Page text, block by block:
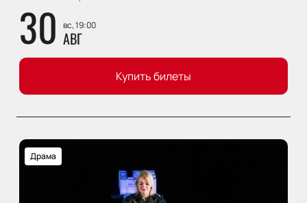
30 вс, 19:00
АВГ
Купить билеты
Драма